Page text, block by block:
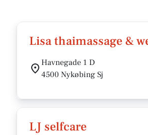
Lisa thaimassage &
Havnegade 1 D
4500 Nykøbing Sj
LJ selfcare